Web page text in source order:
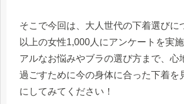
そこで今回は、大人世代の下着選びに
以上の女性1,000人にアンケートを実
アルなお悩みやブラの選び方まで、心
過ごすために今の身体に合った下着を
にしてみてください！